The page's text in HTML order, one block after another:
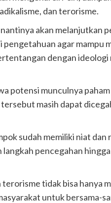
dan terorisme.
akan melanjutkan
agar mampu
dengan ideologi
potensi munculnya
masih dapat
sudah memiliki niat dan
pencegahan
tidak bisa hanya
untuk bersama-